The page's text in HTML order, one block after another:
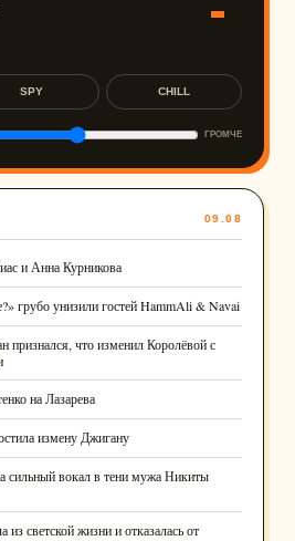
SPY CHILL
ГРОМЧЕ
09.08
и Анна Курникова
грубо унизили гостей HammAli & Navai
признался, что изменил Королёвой с
на Лазарева
измену Джигану
сильный вокал в тени мужа Никиты
из светской жизни и отказалась от